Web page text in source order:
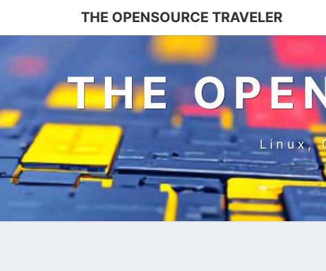
content
THE OPENSOURCE TRAVELER
THE
Linux,